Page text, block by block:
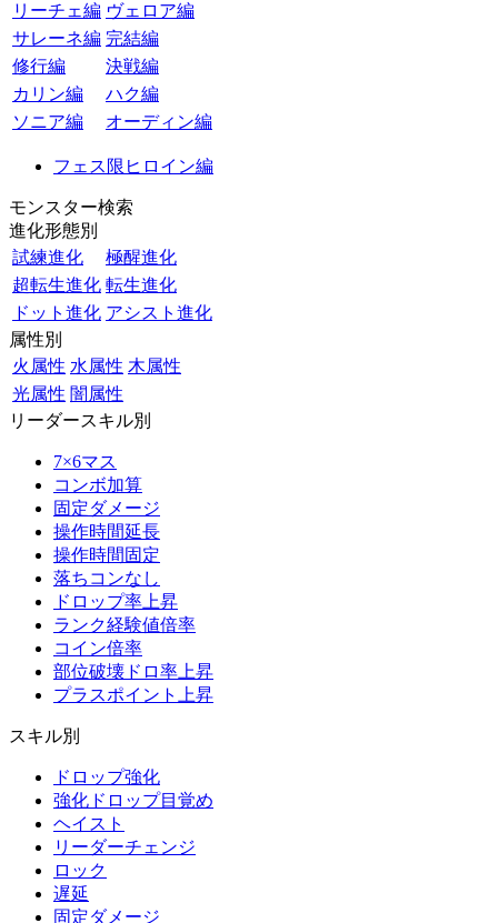
リーチェ編 ヴェロア編
サレーネ編 完結編
修行編
決戦編
カリン編
ハク編
ソニア編
オーディン編
フェス限ヒロイン編
モンスター検索
進化形態別
試練進化
極醒進化
超転生進化 転生進化
ドット進化 アシスト進化
属性別
火属性 水属性 木属性
光属性 闇属性
リーダースキル別
7×6マス
コンボ加算
固定ダメージ
操作時間延長
操作時間固定
落ちコンなし
ドロップ率上昇
ランク経験値倍率
コイン倍率
部位破壊ドロ率上昇
プラスポイント上昇
スキル別
ドロップ強化
強化ドロップ目覚め
ヘイスト
リーダーチェンジ
ロック
遅延
固定ダメージ